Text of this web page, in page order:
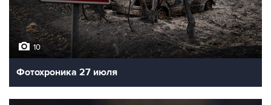
10
Фотохроника 27 июля